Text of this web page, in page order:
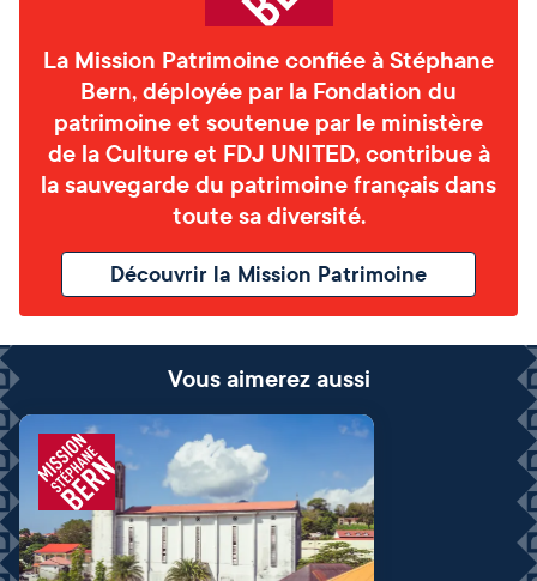
La Mission Patrimoine confiée à Stéphane
Bern, déployée par la Fondation du
patrimoine et soutenue par le ministère
de la Culture et FDJ UNITED, contribue à
la sauvegarde du patrimoine français dans
toute sa diversité.
Découvrir la Mission Patrimoine
Vous aimerez aussi